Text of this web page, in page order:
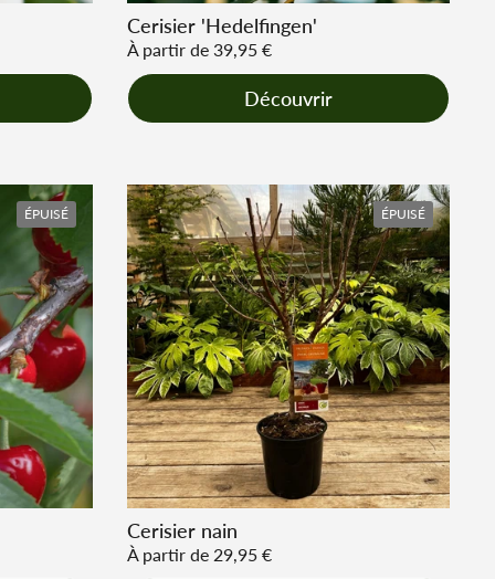
Cerisier 'Hedelfingen'
Prix régulier
À partir de 39,95 €
Découvrir
ÉPUISÉ
Cerisier nain
Prix régulier
À partir de 29,95 €
ÉPUISÉ